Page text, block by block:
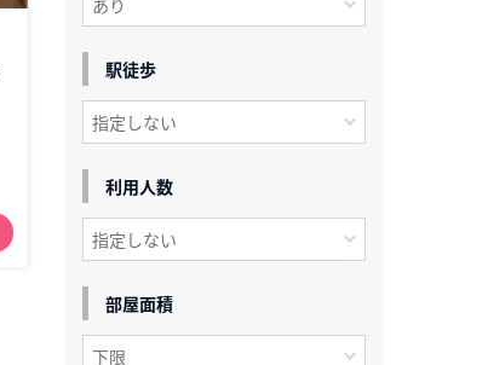
駅徒歩
利用人数
部屋面積